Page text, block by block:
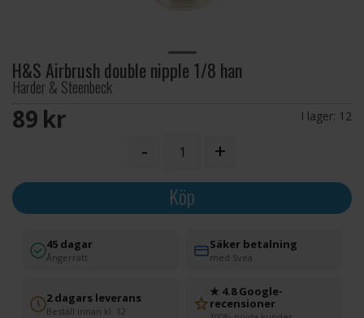
H&S Airbrush double nipple 1/8 han
Harder & Steenbeck
89 SEK I lager: 12
- +
Köp
45 dagar
Ångerrätt
Säker betalning
med Svea
2 dagars leverans
Beställ innan kl. 12
★ 4.8 Google-
recensioner